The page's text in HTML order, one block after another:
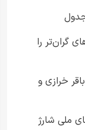
گران‌تر را
خرازی و
کدهای ملی شارژ